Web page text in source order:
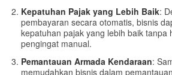
Kepatuhan Pajak yang Lebih Baik:
pembayaran secara otomatis, bisnis
kepatuhan pajak yang lebih baik tanpa
pengingat manual.
Pemantauan Armada Kendaraan:
memudahkan bisnis dalam